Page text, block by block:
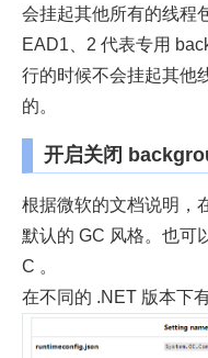
会挂起其他所有的线程
EAD1、2 代表专用
行的时候不会挂起其他
的。
开启关闭
根据微软的文档说明，
默认的 GC 风格。也可
C 。
在不同的 .NET 版本下